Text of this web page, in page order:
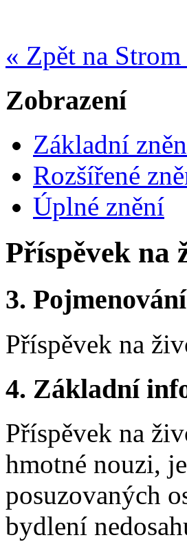
« Zpět na
Zobrazení
Základní
Rozšířené
Úplné znění
Příspěvek na
3.
Příspěvek na
4. Základní
Příspěvek na
hmotné nouzi,
posuzovaných
bydlení